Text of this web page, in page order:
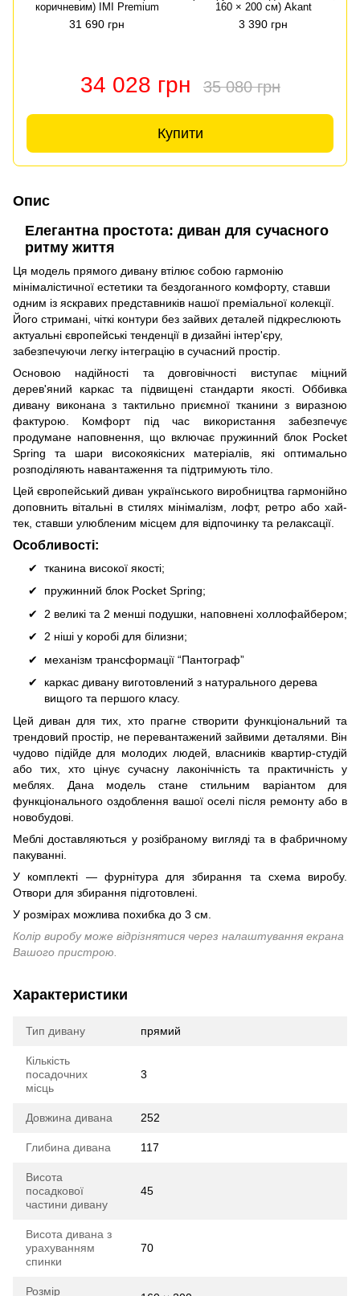
коричневим) IMI Premium
31 690 грн
160 × 200 см) Akant
3 390 грн
34 028 грн 35 080 грн
Купити
Опис
Елегантна простота: диван для сучасного
ритму життя
Ця модель прямого дивану втілює собою гармонію
мінімалістичної естетики та бездоганного комфорту, ставши
одним із яскравих представників нашої преміальної колекції.
Його стримані, чіткі контури без зайвих деталей підкреслюють
актуальні європейські тенденції в дизайні інтер'єру,
забезпечуючи легку інтеграцію в сучасний простір.
Основою надійності та довговічності виступає міцний
дерев'яний каркас та підвищені стандарти якості. Оббивка
дивану виконана з тактильно приємної тканини з виразною
фактурою. Комфорт під час використання забезпечує
продумане наповнення, що включає пружинний блок Pocket
Spring та шари високоякісних матеріалів, які оптимально
розподіляють навантаження та підтримують тіло.
Цей європейський диван українського виробництва гармонійно
доповнить вітальні в стилях мінімалізм, лофт, ретро або хай-
тек, ставши улюбленим місцем для відпочинку та релаксації.
Особливості:
тканина високої якості;
пружинний блок Pocket Spring;
2 великі та 2 менші подушки, наповнені холлофайбером;
2 ніші у коробі для білизни;
механізм трансформації “Пантограф”
каркас дивану виготовлений з натурального дерева
вищого та першого класу.
Цей диван для тих, хто прагне створити функціональний та
трендовий простір, не перевантажений зайвими деталями. Він
чудово підійде для молодих людей, власників квартир-студій
або тих, хто цінує сучасну лаконічність та практичність у
меблях. Дана модель стане стильним варіантом для
функціонального оздоблення вашої оселі після ремонту або в
новобудові.
Меблі доставляються у розібраному вигляді та в фабричному
пакуванні.
У комплекті — фурнітура для збирання та схема виробу.
Отвори для збирання підготовлені.
У розмірах можлива похибка до 3 см.
Колір виробу може відрізнятися через налаштування екрана
Вашого пристрою.
Характеристики
Тип дивану прямий
Кількість
посадочних
місць
3
Довжина дивана 252
Глибина дивана 117
Висота
посадкової
частини дивану
45
Висота дивана з
урахуванням
спинки
70
Розмір